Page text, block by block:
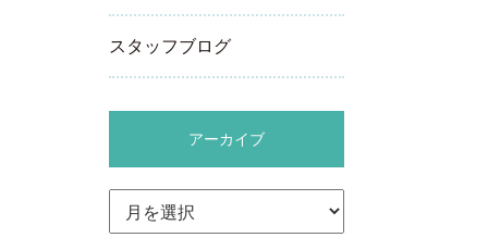
スタッフブログ
アーカイブ
カ